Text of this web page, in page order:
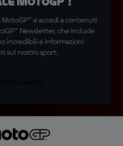
e accedi a contenuti
Newsletter, che include
incredibili e informazioni
sul nostro sport.